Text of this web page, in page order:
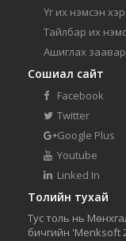
Үг их нэмсэн
Тайлбар их
Ашиглах заавар
Сошиал сайт
Facebook
Twitter
Google Plus
Youtube
Linked In
Толийн тухай
Тус толь нь
бичгийн 'Menksoft